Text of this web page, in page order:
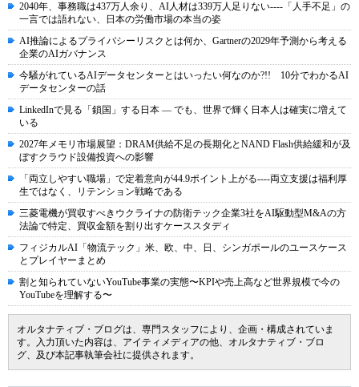
2040年、事務職は437万人余り、AI人材は339万人足りない----「人手不足」の
一言では語れない、日本の労働市場の本当の姿
AI推論によるプライバシーリスクとは何か、Gartnerの2029年予測から考える
企業のAIガバナンス
今騒がれているAIデータセンターとはいったい何なのか?!! 10分でわかるAI
データセンターの話
LinkedInで見る「鎖国」する日本 ― でも、世界で輝く日本人は確実に増えて
いる
2027年メモリ市場展望：DRAM供給不足の長期化とNAND Flash供給緩和が及
ぼすクラウド設備投資への影響
「両立しやすい職場」で定着意向が44.9ポイント上がる----両立支援は福利厚
生ではなく、リテンション戦略である
三菱電機が買収すべきウクライナの防衛テック企業3社をAI駆動型M&Aの方
法論で特定、買収金額を割り出すケーススタディ
フィジカルAI「物流テック」米、欧、中、日、シンガポールのユースケース
とプレイヤーまとめ
割と知られていないYouTube事業の実態〜KPIや売上高など世界規模で今の
YouTubeを理解する〜
オルタナティブ・ブログは、専門スタッフにより、企画・構成されていま
す。入力頂いた内容は、アイティメディアの他、オルタナティブ・ブロ
グ、及び本記事執筆会社に提供されます。